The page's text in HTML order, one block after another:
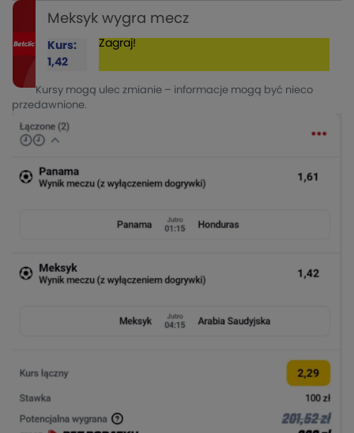
Meksyk wygra mecz
Kurs:
1,42
Zagraj!
Kursy mogą ulec zmianie – informacje mogą być nieco
przedawnione.